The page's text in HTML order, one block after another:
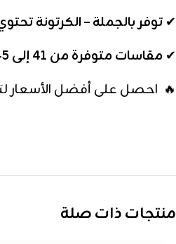
✔توفر بالجملة – الكرتونة تحتوي
✔ مقاسات متوفرة من 41 إلى 45
🔥 احصل على أفضل الأسعار
منتجات ذات صلة